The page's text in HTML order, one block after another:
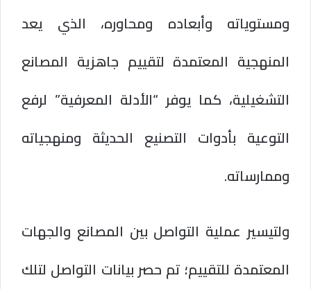
ومستوياته وأبعاده ومحاوره، الذي يعد
المنهجية المعتمدة لتقييم جاهزية المصانع
التشغيلية، كما يوفر “الأدلة المعرفية” لرفع
التوعية بأدوات التصنيع الحديثة ومنهجياته
وممارساته.
ولتيسير عملية التواصل بين المصانع والجهات
المعتمدة للتقييم؛ تم حصر بيانات التواصل لتلك